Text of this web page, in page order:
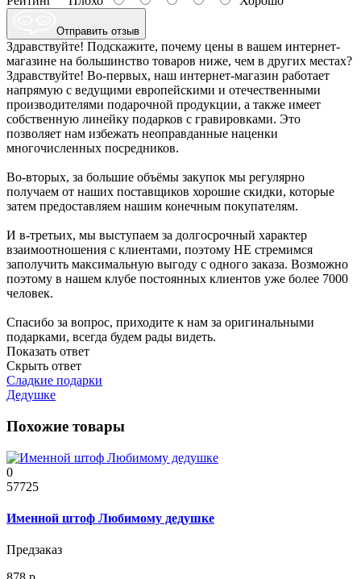
Отправить отзыв
Здравствуйте! Подскажите, почему цены в вашем интернет-
магазине на большинство товаров ниже, чем в других местах?
Здравствуйте! Во-первых, наш интернет-магазин работает
напрямую с ведущими европейскими и отечественными
производителями подарочной продукции, а также имеет
собственную линейку подарков с гравировками. Это
позволяет нам избежать неоправданные наценки
многочисленных посредников.
Во-вторых, за большие объёмы закупок мы регулярно
получаем от наших поставщиков хорошие скидки, которые
затем предоставляем нашим конечным покупателям.
И в-третьих, мы выступаем за долгосрочный характер
взаимоотношения с клиентами, поэтому НЕ стремимся
заполучить максимальную выгоду с одного заказа. Возможно
поэтому в нашем клубе постоянных клиентов уже более 7000
человек.
Спасибо за вопрос, приходите к нам за оригинальными
подарками, всегда будем рады видеть.
Показать ответ
Скрыть ответ
Сладкие подарки
Дедушке
Похожие товары
0
57725
Именной штоф Любимому дедушке
Предзаказ